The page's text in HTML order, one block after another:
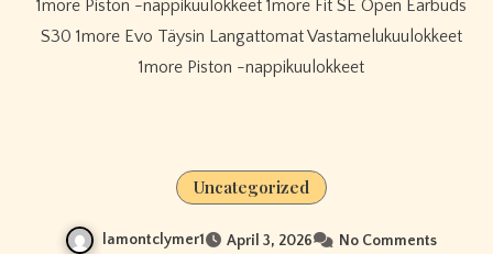
1more Piston -nappikuulokkeet 1more Fit SE Open Earbuds
S30 1more Evo Täysin Langattomat Vastamelukuulokkeet
1more Piston -nappikuulokkeet
Uncategorized
lamontclymer1 April 3, 2026 No Comments